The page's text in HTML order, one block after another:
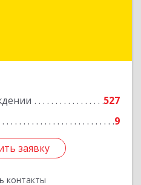
527
9
заявку
контакты
Барнаул г, Взлетная ул,
заявку